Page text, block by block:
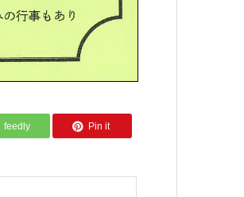
feedly Pin it